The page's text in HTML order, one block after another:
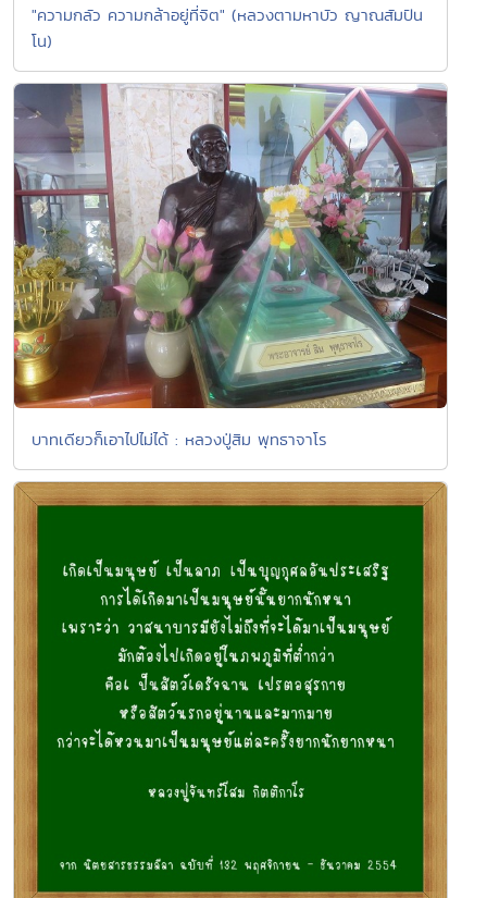
"ความกลัว ความกล้าอยู่ที่จิต" (หลวงตามหาบัว ญาณสัมปัน
โน)
บาทเดียวก็เอาไปไม่ได้ : หลวงปู่สิม พุทธาจาโร